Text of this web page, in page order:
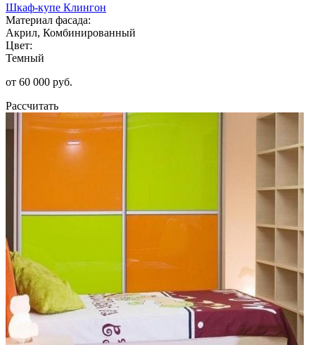
Шкаф-купе Клингон
Материал фасада:
Акрил, Комбинированный
Цвет:
Темный
от 60 000 руб.
Рассчитать